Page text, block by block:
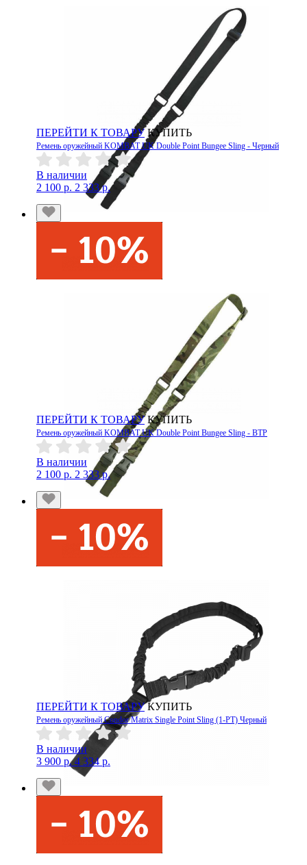
ПЕРЕЙТИ К ТОВАРУ КУПИТЬ
Ремень оружейный KOMBAT UK Double Point Bungee Sling - Черный
В наличии
2 100 р. 2 333 р.
ПЕРЕЙТИ К ТОВАРУ КУПИТЬ
Ремень оружейный KOMBAT UK Double Point Bungee Sling - BTP
В наличии
2 100 р. 2 333 р.
ПЕРЕЙТИ К ТОВАРУ КУПИТЬ
Ремень оружейный Condor Matrix Single Point Sling (1-PT) Черный
В наличии
3 900 р. 4 334 р.